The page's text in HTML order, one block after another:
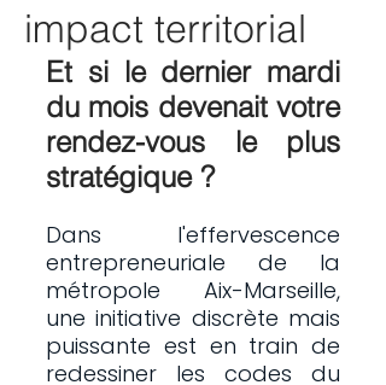
impact territorial
Et si le dernier mardi
du mois devenait votre
rendez-vous le plus
stratégique ?
Dans l'effervescence
entrepreneuriale de la
métropole Aix-Marseille,
une initiative discrète mais
puissante est en train de